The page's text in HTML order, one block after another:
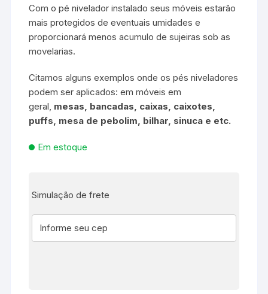
Com o pé nivelador instalado seus móveis estarão
mais protegidos de eventuais umidades e
proporcionará menos acumulo de sujeiras sob as
movelarias.
Citamos alguns exemplos onde os pés niveladores
podem ser aplicados: em móveis em
geral, mesas, bancadas, caixas, caixotes,
puffs, mesa de pebolim, bilhar, sinuca e etc.
Em estoque
Simulação de frete